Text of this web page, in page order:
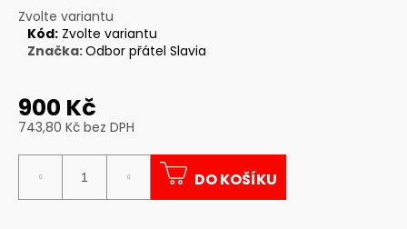
Zvolte variantu
Kód: Zvolte variantu
Značka:Odbor přátel Slavia
900 Kč
743,80 Kč bez DPH
cena:
DO KOŠÍKU
D
o
p
r
u
č
u
e